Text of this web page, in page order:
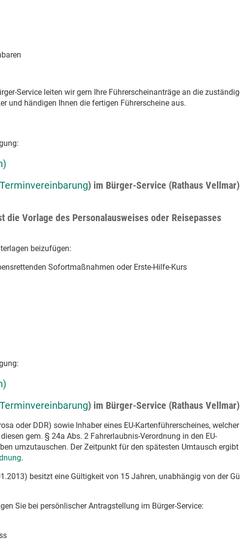
Service leiten wir gern Ihre Führerscheinanträge an die
und händigen Ihnen die fertigen Führerscheine aus.
) im Bürger-Service (Rathaus Vellmar)
Vorlage des Personalausweises oder Reisepasses
beizufügen:
Sofortmaßnahmen oder Erste-Hilfe-Kurs
) im Bürger-Service (Rathaus Vellmar)
oder DDR) sowie Inhaber eines EU-Kartenführerscheines,
gem. § 24a Abs. 2 Fahrerlaubnis-Verordnung in den EU-
umzutauschen. Der Zeitpunkt für den spätesten Umtausch
.
besitzt eine Gültigkeit von 15 Jahren, unabhängig von der
Sie bei persönlischer Antragstellung im Bürger-Service: